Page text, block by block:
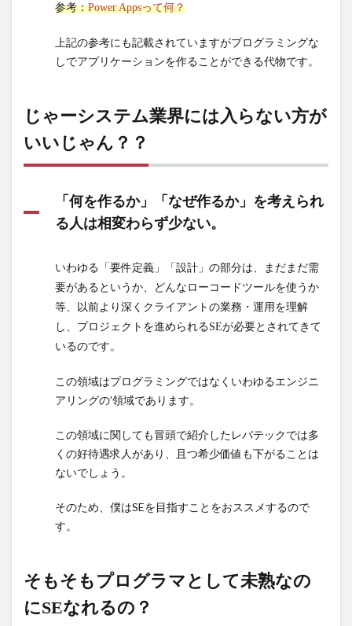
参考：Power Appsって何？
上記の参考にも記載されていますがプログラミングな
しでアプリケーションを作ることができる代物です。
じゃーシステム業界には入らない方が
いいじゃん？？
「何を作るか」「なぜ作るか」を考えられ
る人は相変わらず少ない。
いわゆる「要件定義」「設計」の部分は、まだまだ需
要があるというか、どんなローコードツールを使うか
等、以前より深くクライアントの業務・運用を理解
し、プロジェクトを進められるSEが必要とされてきて
いるのです。
この領域はプログラミングではなくいわゆるエンジニ
アリングの’領域であります。
この領域に関しても冒頭で紹介したレバテックでは多
くの好待遇求人があり、且つ希少価値も下がることは
ないでしょう。
そのため、僕はSEを目指すことをおススメするので
す。
そもそもプログラマとして未熟なの
にSEなれるの？